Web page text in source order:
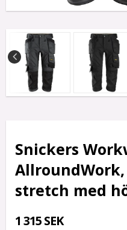
Snickers
stretch med
1 315 SEK